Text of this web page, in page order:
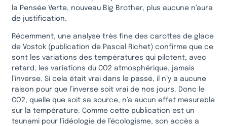
la Pensée Verte, nouveau Big Brother, plus aucune n’aura
de justification.
Récemment, une analyse très fine des carottes de glace
de Vostok (publication de Pascal Richet) confirme que ce
sont les variations des températures qui pilotent, avec
retard, les variations du CO2 atmosphérique, jamais
l’inverse. Si cela était vrai dans le passé, il n’y a aucune
raison pour que l’inverse soit vrai de nos jours. Donc le
CO2, quelle que soit sa source, n’a aucun effet mesurable
sur la température. Comme cette publication est un
tsunami pour l’idéologie de l’écologisme, son accès a